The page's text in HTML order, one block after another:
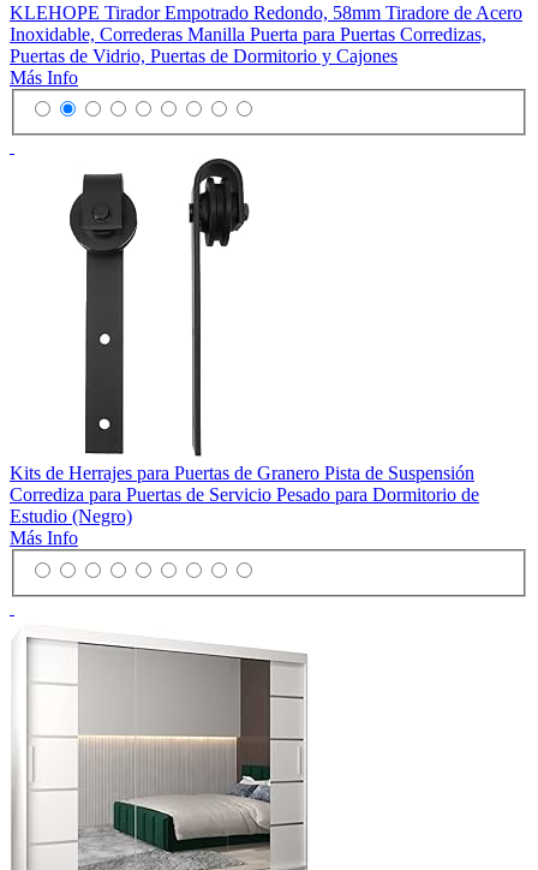
KLEHOPE Tirador Empotrado Redondo, 58mm Tiradore de Acero
Inoxidable, Correderas Manilla Puerta para Puertas Corredizas,
Puertas de Vidrio, Puertas de Dormitorio y Cajones
Más Info
Kits de Herrajes para Puertas de Granero Pista de Suspensión
Corrediza para Puertas de Servicio Pesado para Dormitorio de
Estudio (Negro)
Más Info